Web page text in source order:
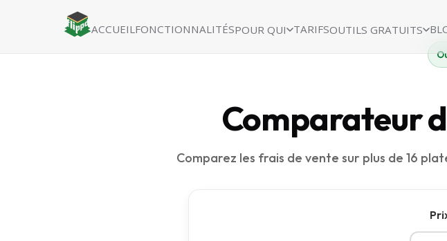
ACCUEIL FONCTIONNALITÉSPOUR QUI TARIFSOUTILS GRATUITS
Comparateur
Comparez les frais de vente sur plus de 16